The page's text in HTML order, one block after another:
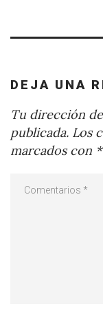
DEJA UNA
Tu dirección
publicada. Los
marcados con *